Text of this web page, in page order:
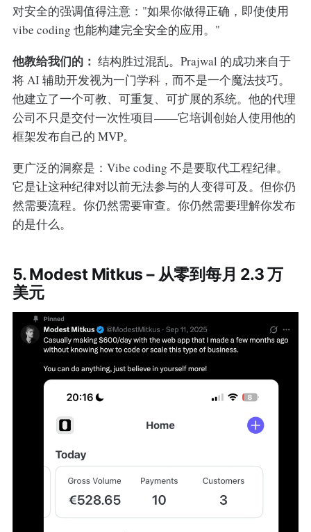
对安全的强调值得注意："如果你做得正确，即使使用
vibe coding 也能构建完全安全的应用。"
他教给我们的： 结构胜过混乱。Prajwal 的成功来自于
将 AI 辅助开发视为一门学科，而不是一个魔法技巧。
他建立了一个可教、可重复、可扩展的系统。他的代理
公司不只是交付一次性项目——它培训创始人使用他的
框架发布自己的 MVP。
更广泛的洞察是：Vibe coding 不是要取代工程纪律。
它是让这种纪律对以前无法参与的人变得可及。但你仍
然需要流程。你仍然需要审查。你仍然需要理解你发布
的是什么。
5. Modest Mitkus – 从零到每月 2.3 万
美元